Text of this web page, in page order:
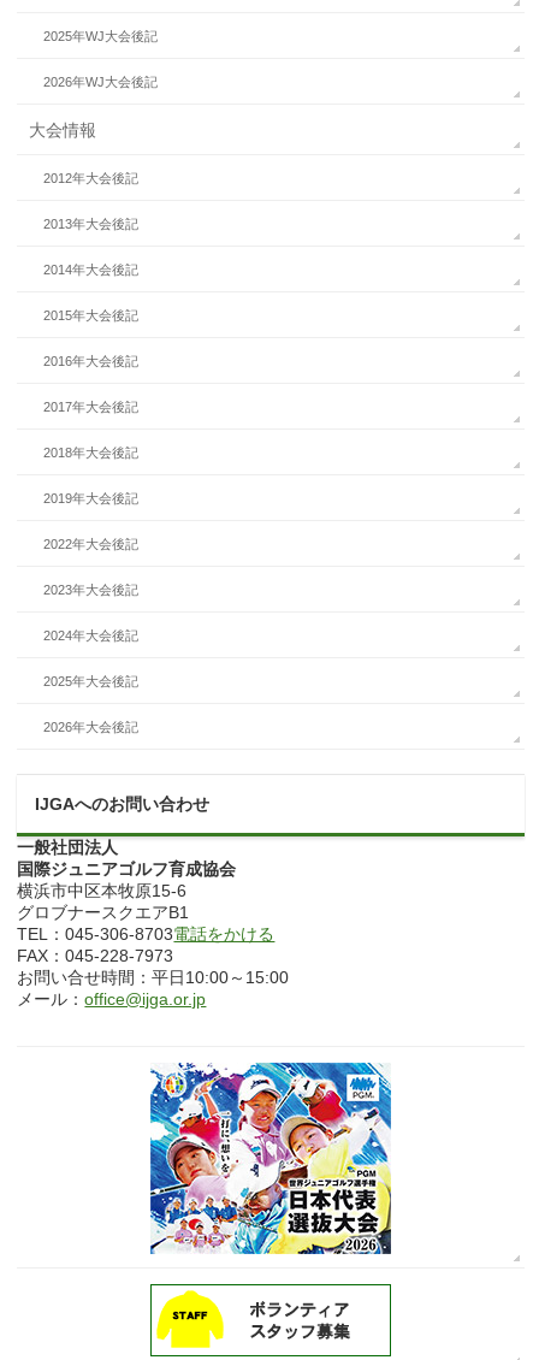
2025年WJ大会後記
2026年WJ大会後記
大会情報
2012年大会後記
2013年大会後記
2014年大会後記
2015年大会後記
2016年大会後記
2017年大会後記
2018年大会後記
2019年大会後記
2022年大会後記
2023年大会後記
2024年大会後記
2025年大会後記
2026年大会後記
IJGAへのお問い合わせ
一般社団法人
国際ジュニアゴルフ育成協会
横浜市中区本牧原15-6
グロブナースクエアB1
TEL：045-306-8703電話をかける
FAX：045-228-7973
お問い合せ時間：平日10:00～15:00
メール：office@ijga.or.jp